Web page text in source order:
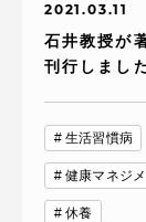
2021.03.11
石井教授が
刊行しまし
生活習慣病
健康マネジ
休養